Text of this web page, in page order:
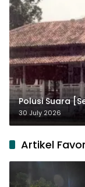
Polusi Suara
30 July 2026
Artikel